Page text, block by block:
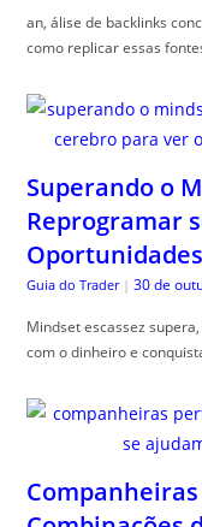
an, álise de backlinks
como replicar essas
Superando o
Reprogramar
Guia do Trader | 30 de
Mindset escassez
com o dinheiro e